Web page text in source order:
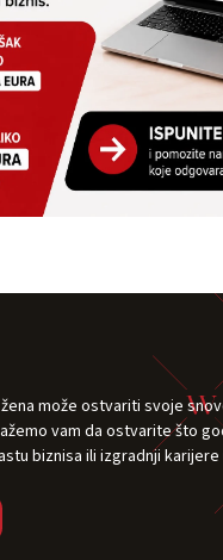
može ostvariti svoje
vam da ostvarite što
biznisa ili izgradnji karijere